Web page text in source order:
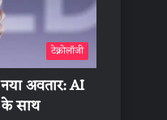
टेक्नोलॉजी
अवतार: AI
के साथ